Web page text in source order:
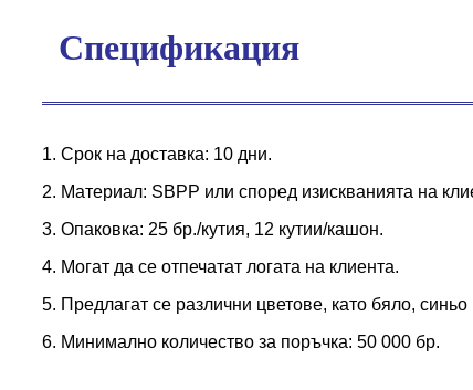
Спецификация
1. Срок на доставка: 10 дни.
2. Материал: SBPP или според изискванията на
3. Опаковка: 25 бр./кутия, 12 кутии/кашон.
4. Могат да се отпечатат логата на клиента.
5. Предлагат се различни цветове, като бяло, синьо
6. Минимално количество за поръчка: 50 000 бр.